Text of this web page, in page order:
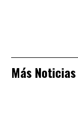
Más Noticias